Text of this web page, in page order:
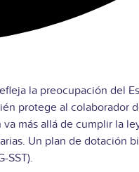
la preocupación del
protege al colaborador
más allá de cumplir la
Un plan de dotación
SST).